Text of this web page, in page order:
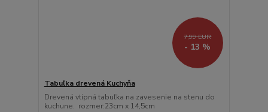
7,99 EUR
- 13 %
Tabuľka drevená Kuchyňa
Drevená vtipná tabuľka na zavesenie na stenu do
kuchune. rozmer:23cm x 14,5cm